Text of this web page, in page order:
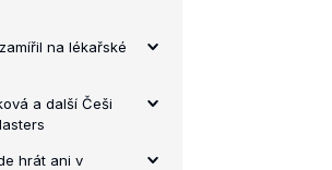
na lékařské
a další Češi
hrát ani v